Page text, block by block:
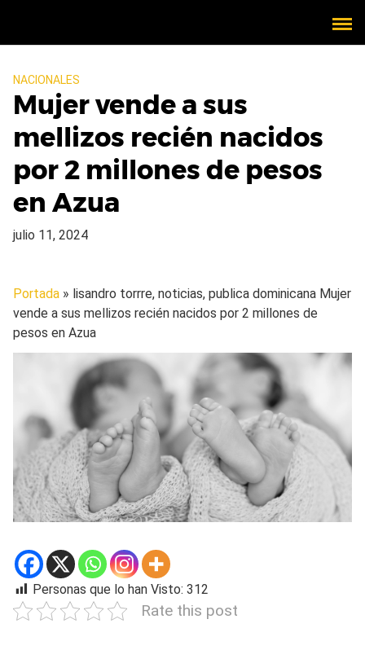
NACIONALES
Mujer vende a sus
mellizos recién nacidos
por 2 millones de pesos
en Azua
julio 11, 2024
Portada » lisandro torrre, noticias, publica dominicana Mujer
vende a sus mellizos recién nacidos por 2 millones de
pesos en Azua
Personas que lo han Visto: 312
Rate this post